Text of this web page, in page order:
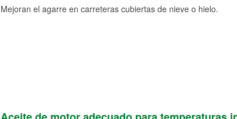
Mejoran el agarre en carreteras cubiertas de nieve o hielo.